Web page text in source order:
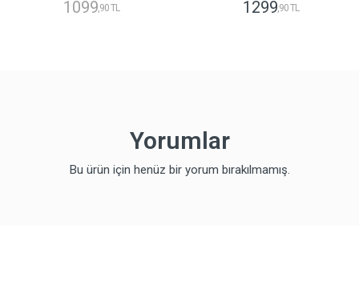
1099,90 TL 1299,90 TL
Yorumlar
Bu ürün için henüz bir yorum bırakılmamış.